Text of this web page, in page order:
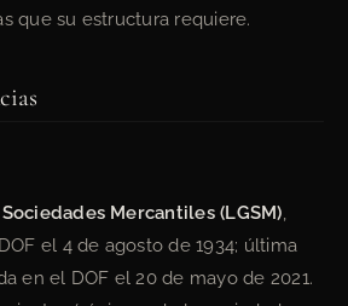
que su estructura requiere.
Mercantiles (LGSM)
el 4 de agosto de 1934; última
en el DOF el 20 de mayo de 2021.